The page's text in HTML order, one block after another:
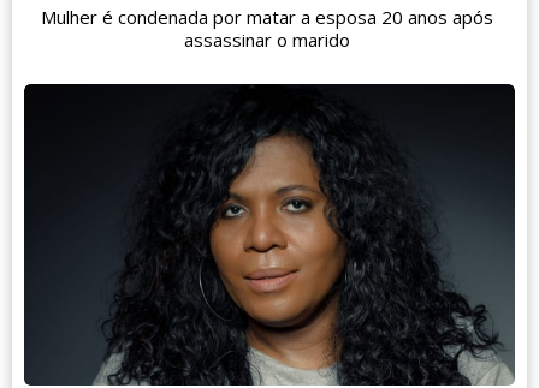
Mulher é condenada por matar a esposa 20 anos após
assassinar o marido